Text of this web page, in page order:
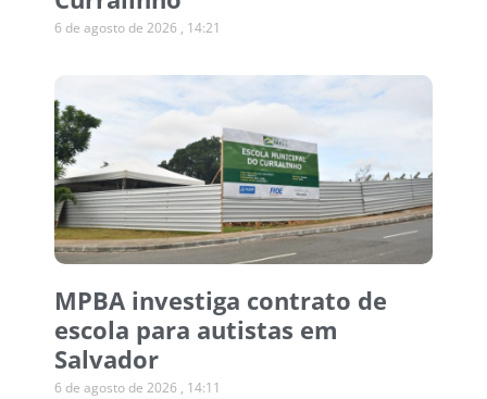
6 de agosto de 2026 14:21
MPBA investiga contrato de
escola para autistas em
Salvador
6 de agosto de 2026 14:11